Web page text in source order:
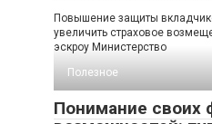
Повышение защиты
увеличить страховое
эскроу Министерство
Полезное
Понимание своих